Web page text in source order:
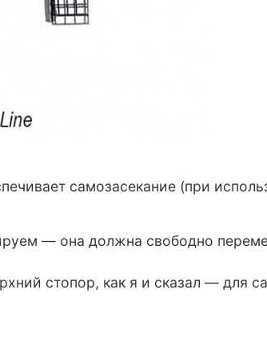
самозасекание (при
— она должна свободно
стопор, как я и сказал — для